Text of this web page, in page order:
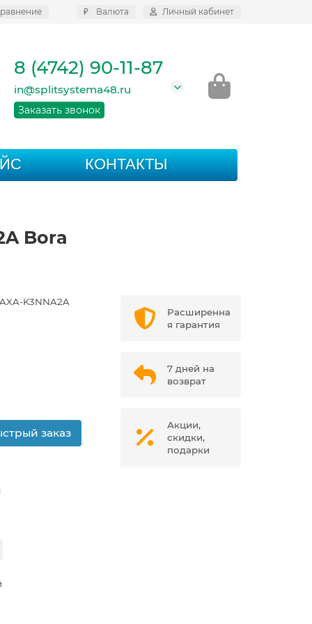
₽ Валюта Личный кабинет
8 (4742) 90-11-87
in@splitsystema48.ru
Заказать звонок
КОНТАКТЫ
Bora
K3NNA2A
заказ
Расширенна
я гарантия
7 дней на
возврат
Акции,
скидки,
подарки